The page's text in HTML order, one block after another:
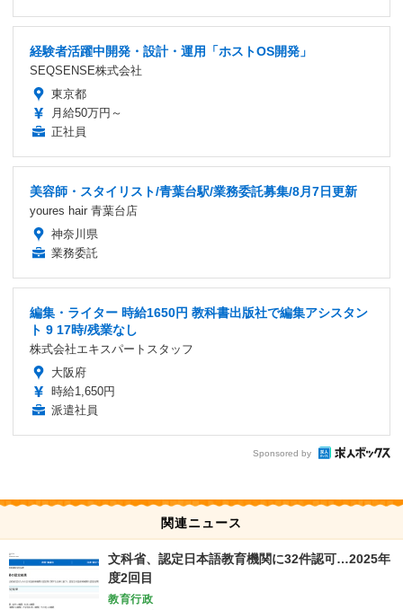
経験者活躍中開発・設計・運用「ホストOS開発」
SEQSENSE株式会社
東京都
月給50万円～
正社員
美容師・スタイリスト/青葉台駅/業務委託募集/8月7日更新
youres hair 青葉台店
神奈川県
業務委託
編集・ライター 時給1650円 教科書出版社で編集アシスタン
ト 9 17時/残業なし
株式会社エキスパートスタッフ
大阪府
時給1,650円
派遣社員
Sponsored by
関連ニュース
文科省、認定日本語教育機関に32件認可…2025年
度2回目
教育行政